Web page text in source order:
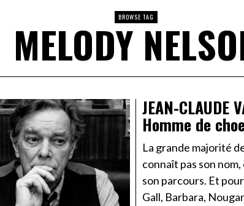
BROWSE TAG
MELODY
JEAN-CLAUDE
Homme de
La grande majorité
connaît pas son
son parcours. Et
Gall, Barbara,